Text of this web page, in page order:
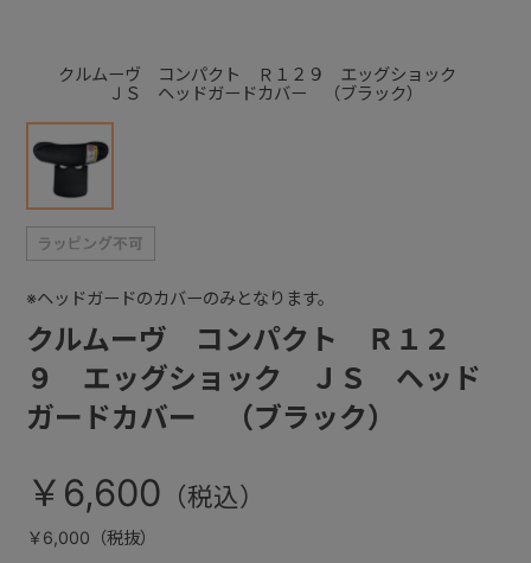
クルムーヴ コンパクト Ｒ１２９ エッグショック
ＪＳ ヘッドガードカバー （ブラック）
クルムーヴ コンパクト Ｒ１２
９ エッグショック ＪＳ ヘッド
ガードカバー （ブラック）
※ヘッドガードのカバーのみとなります。
￥6,600
￥6,000（税抜）